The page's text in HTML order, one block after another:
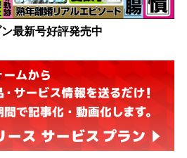
最新号好評発売中